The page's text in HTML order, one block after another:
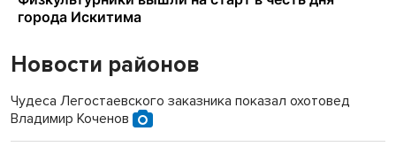
Новости районов
Чудеса Легостаевского заказника показал охотовед
Владимир Коченов